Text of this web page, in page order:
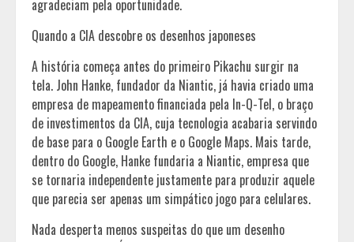
agradeciam pela oportunidade.
Quando a CIA descobre os desenhos japoneses
A história começa antes do primeiro Pikachu surgir na
tela. John Hanke, fundador da Niantic, já havia criado uma
empresa de mapeamento financiada pela In-Q-Tel, o braço
de investimentos da CIA, cuja tecnologia acabaria servindo
de base para o Google Earth e o Google Maps. Mais tarde,
dentro do Google, Hanke fundaria a Niantic, empresa que
se tornaria independente justamente para produzir aquele
que parecia ser apenas um simpático jogo para celulares.
Nada desperta menos suspeitas do que um desenho